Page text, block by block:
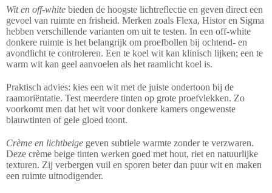
Wit en off-white bieden de hoogste lichtreflectie en geven direct een
gevoel van ruimte en frisheid. Merken zoals Flexa, Histor en Sigma
hebben verschillende varianten om uit te testen. In een off-white
donkere ruimte is het belangrijk om proefbollen bij ochtend- en
avondlicht te controleren. Een te koel wit kan klinisch lijken; een te
warm wit kan geel aanvoelen als het raamlicht koel is.
Praktisch advies: kies een wit met de juiste ondertoon bij de
raamoriëntatie. Test meerdere tinten op grote proefvlekken. Zo
voorkomt men dat het wit voor donkere kamers ongewenste
blauwtinten of gele gloed toont.
Crème en lichtbeige geven subtiele warmte zonder te verzwaren.
Deze crème beige tinten werken goed met hout, riet en natuurlijke
texturen. Zij verbergen vuil en sporen beter dan puur wit en maken
een ruimte uitnodigender.